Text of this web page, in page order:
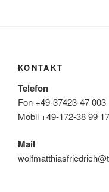
KONTAKT
Telefon
Fon +49-37423-47 003
Mobil +49-172-38 99
Mail